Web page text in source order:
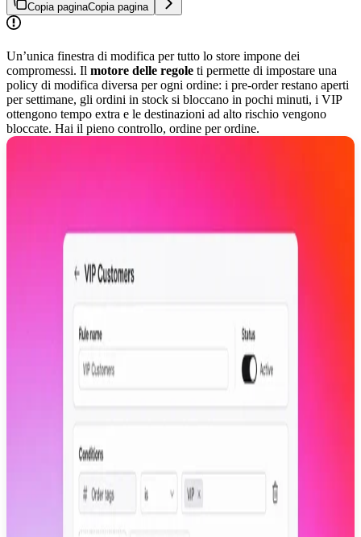
Copia paginaCopia pagina
Un’unica finestra di modifica per tutto lo store impone dei
compromessi. Il motore delle regole ti permette di impostare una
policy di modifica diversa per ogni ordine: i pre-order restano aperti
per settimane, gli ordini in stock si bloccano in pochi minuti, i VIP
ottengono tempo extra e le destinazioni ad alto rischio vengono
bloccate. Hai il pieno controllo, ordine per ordine.